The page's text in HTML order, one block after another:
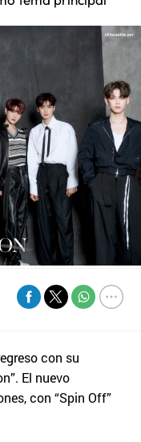
con su
El nuevo
con “Spin Off”